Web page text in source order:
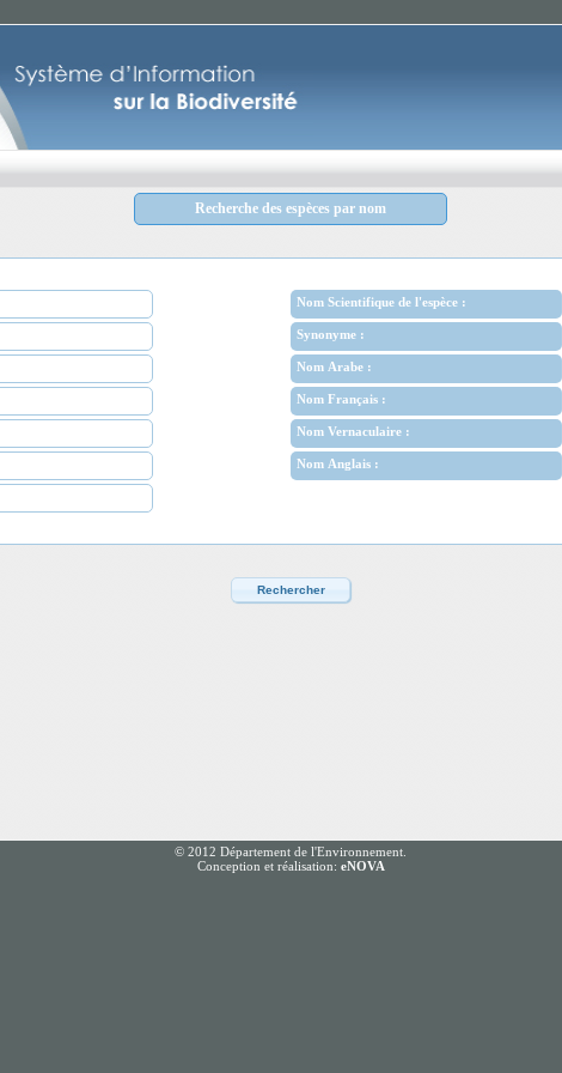
Recherche des espèces par nom
Nom Scientifique de l'espèce :
Synonyme :
Nom Arabe :
Nom Français :
Nom Vernaculaire :
Nom Anglais :
© 2012 Département de l'Environnement.
Conception et réalisation: eNOVA